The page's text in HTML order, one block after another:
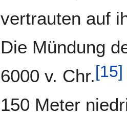
vertrauten auf
Die Mündung
6000 v. Chr.[15]
150 Meter